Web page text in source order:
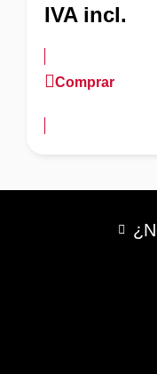
IVA incl.
Comprar